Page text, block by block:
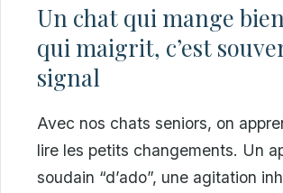
Un chat qui mange
qui maigrit, c’est
signal
Avec nos chats seniors, on
lire les petits changements. Un
soudain “d’ado”, une agitation